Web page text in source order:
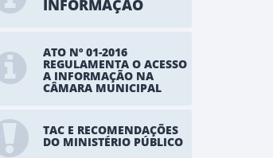
INFORMAÇÃO
ATO Nº 01-2016
REGULAMENTA O ACESSO
A INFORMAÇÃO NA
CÂMARA MUNICIPAL
TAC E RECOMENDAÇÕES
DO MINISTÉRIO PÚBLICO